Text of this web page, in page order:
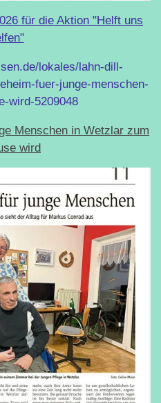
für die Aktion "Helft uns
lokales/lahn-dill-
fuer-junge-menschen-
wird-5209048
Menschen in Wetzlar zum
wird